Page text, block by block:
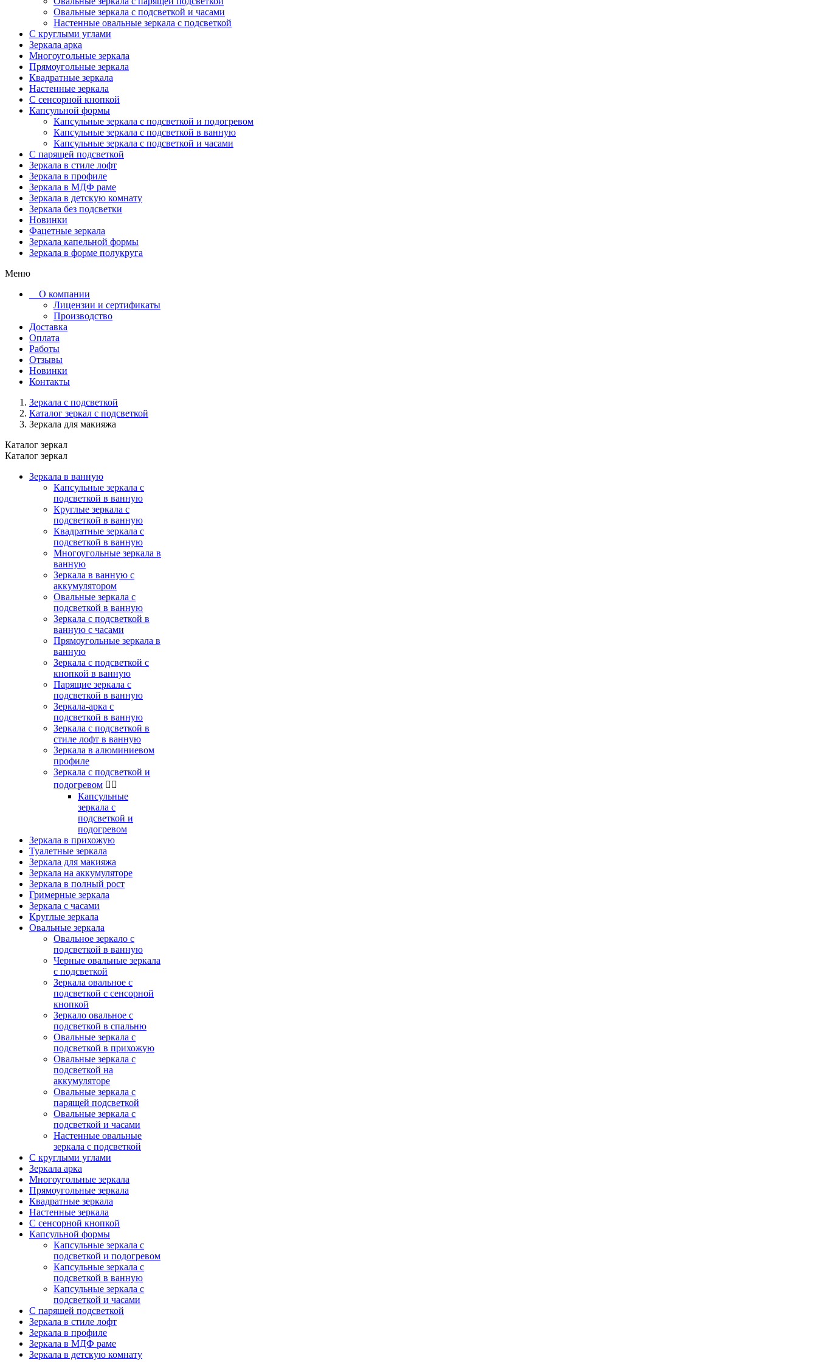
Овальные зеркала с подсветкой и часами
Настенные овальные зеркала с подсветкой
С круглыми углами
Зеркала арка
Многоугольные зеркала
Прямоугольные зеркала
Квадратные зеркала
Настенные зеркала
С сенсорной кнопкой
Капсульной формы
Капсульные зеркала с подсветкой и подогревом
Капсульные зеркала с подсветкой в ванную
Капсульные зеркала с подсветкой и часами
С парящей подсветкой
Зеркала в стиле лофт
Зеркала в профиле
Зеркала в МДФ раме
Зеркала в детскую комнату
Зеркала без подсветки
Новинки
Фацетные зеркала
Зеркала капельной формы
Зеркала в форме полукруга
Меню
О компании
Лицензии и сертификаты
Производство
Доставка
Оплата
Работы
Отзывы
Новинки
Контакты
Зеркала с подсветкой
Каталог зеркал с подсветкой
Зеркала для макияжа
Каталог зеркал
Каталог зеркал
Зеркала в ванную
Капсульные зеркала с
подсветкой в ванную
Круглые зеркала с
подсветкой в ванную
Квадратные зеркала с
подсветкой в ванную
Многоугольные зеркала в
ванную
Зеркала в ванную с
аккумулятором
Овальные зеркала с
подсветкой в ванную
Зеркала с подсветкой в
ванную с часами
Прямоугольные зеркала в
ванную
Зеркала с подсветкой с
кнопкой в ванную
Парящие зеркала с
подсветкой в ванную
Зеркала-арка с
подсветкой в ванную
Зеркала с подсветкой в
стиле лофт в ванную
Зеркала в алюминиевом
профиле
Зеркала с подсветкой и
подогревом  
Капсульные
зеркала с
подсветкой и
подогревом
Зеркала в прихожую
Туалетные зеркала
Зеркала для макияжа
Зеркала на аккумуляторе
Зеркала в полный рост
Гримерные зеркала
Зеркала с часами
Круглые зеркала
Овальные зеркала
Овальное зеркало с
подсветкой в ванную
Черные овальные зеркала
с подсветкой
Зеркала овальное с
подсветкой с сенсорной
кнопкой
Зеркало овальное с
подсветкой в спальню
Овальные зеркала с
подсветкой в прихожую
Овальные зеркала с
подсветкой на
аккумуляторе
Овальные зеркала с
парящей подсветкой
Овальные зеркала с
подсветкой и часами
Настенные овальные
зеркала с подсветкой
С круглыми углами
Зеркала арка
Многоугольные зеркала
Прямоугольные зеркала
Квадратные зеркала
Настенные зеркала
С сенсорной кнопкой
Капсульной формы
Капсульные зеркала с
подсветкой и подогревом
Капсульные зеркала с
подсветкой в ванную
Капсульные зеркала с
подсветкой и часами
С парящей подсветкой
Зеркала в стиле лофт
Зеркала в профиле
Зеркала в МДФ раме
Зеркала в детскую комнату